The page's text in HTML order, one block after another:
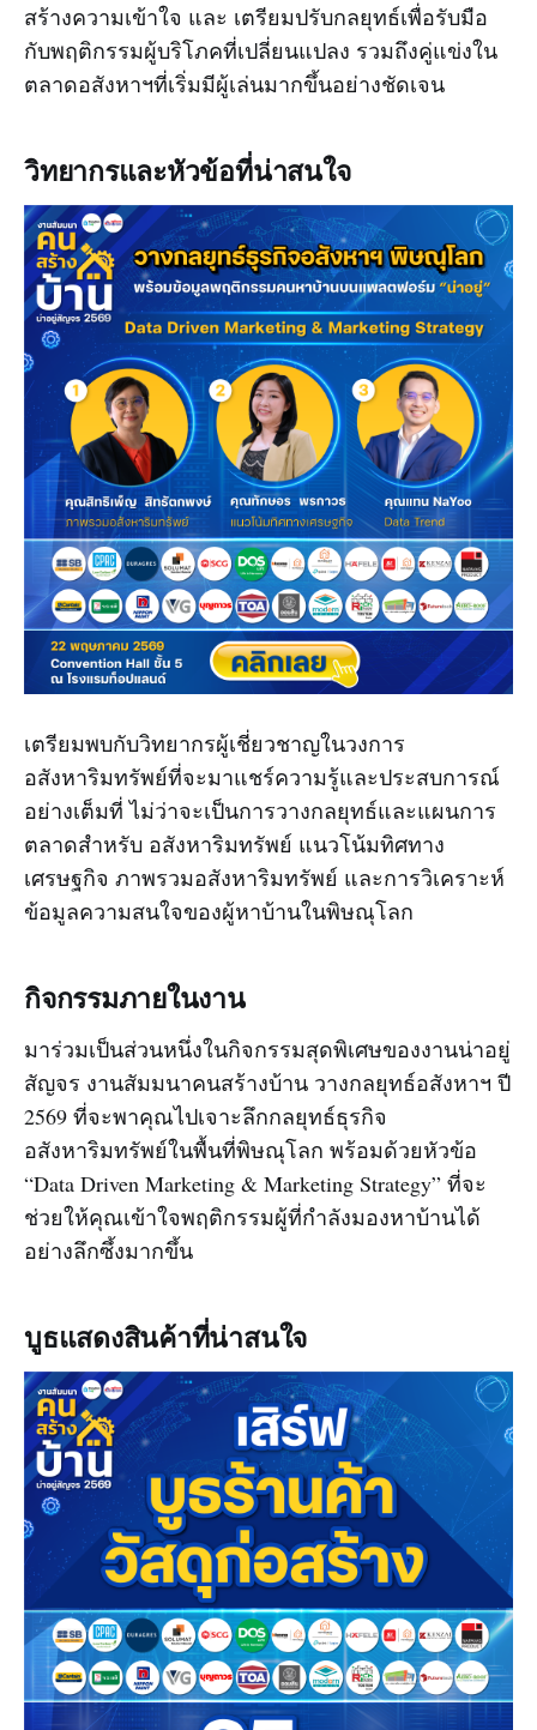
สร้างความเข้าใจ และ เตรียมปรับกลยุทธ์เพื่อรับมือ
กับพฤติกรรมผู้บริโภคที่เปลี่ยนแปลง รวมถึงคู่แข่งใน
ตลาดอสังหาฯที่เริ่มมีผู้เล่นมากขึ้นอย่างชัดเจน
วิทยากรและหัวข้อที่น่าสนใจ
เตรียมพบกับวิทยากรผู้เชี่ยวชาญในวงการ
อสังหาริมทรัพย์ที่จะมาแชร์ความรู้และประสบการณ์
อย่างเต็มที่ ไม่ว่าจะเป็นการวางกลยุทธ์และแผนการ
ตลาดสำหรับ อสังหาริมทรัพย์ แนวโน้มทิศทาง
เศรษฐกิจ ภาพรวมอสังหาริมทรัพย์ และการวิเคราะห์
ข้อมูลความสนใจของผู้หาบ้านในพิษณุโลก
กิจกรรมภายในงาน
มาร่วมเป็นส่วนหนึ่งในกิจกรรมสุดพิเศษของงานน่าอยู่
สัญจร งานสัมมนาคนสร้างบ้าน วางกลยุทธ์อสังหาฯ ปี
2569 ที่จะพาคุณไปเจาะลึกกลยุทธ์ธุรกิจ
อสังหาริมทรัพย์ในพื้นที่พิษณุโลก พร้อมด้วยหัวข้อ
“Data Driven Marketing & Marketing Strategy” ที่จะ
ช่วยให้คุณเข้าใจพฤติกรรมผู้ที่กำลังมองหาบ้านได้
อย่างลึกซึ้งมากขึ้น
บูธแสดงสินค้าที่น่าสนใจ